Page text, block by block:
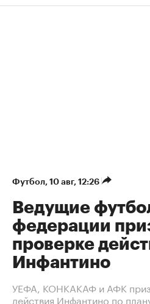
Футбол 10 авг, 12:26
Ведущие
федерации
проверке
Инфантино
УЕФА, КОНКАКАФ и АФК
действия Инфантино по